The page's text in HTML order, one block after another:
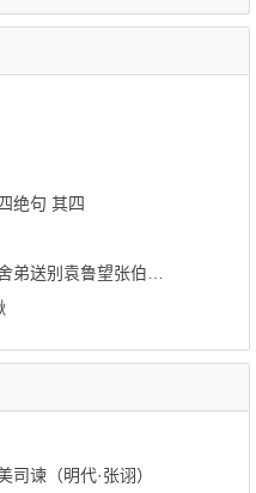
绝句 其四
望张伯起会试北上得阳字
谏（明代·张诩）